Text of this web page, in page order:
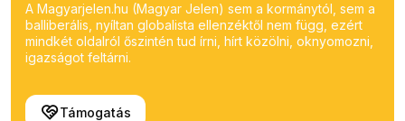
A Magyarjelen.hu (Magyar Jelen) sem a kormánytól, sem a
balliberális, nyíltan globalista ellenzéktől nem függ, ezért
mindkét oldalról őszintén tud írni, hírt közölni, oknyomozni,
igazságot feltárni.
Támogatás